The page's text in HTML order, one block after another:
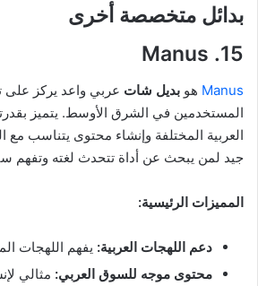
بدائل متخصصة أخرى
15. Manus
Manus هو بديل شات عربي واعد يركز على
المستخدمين في الشرق الأوسط. يتميز
العربية المختلفة وإنشاء محتوى يتناسب مع
جيد لمن يبحث عن أداة تتحدث لغته وتفهم
المميزات الرئيسية:
دعم اللهجات العربية: يفهم اللهجات
محتوى موجه للسوق العربي: مثالي